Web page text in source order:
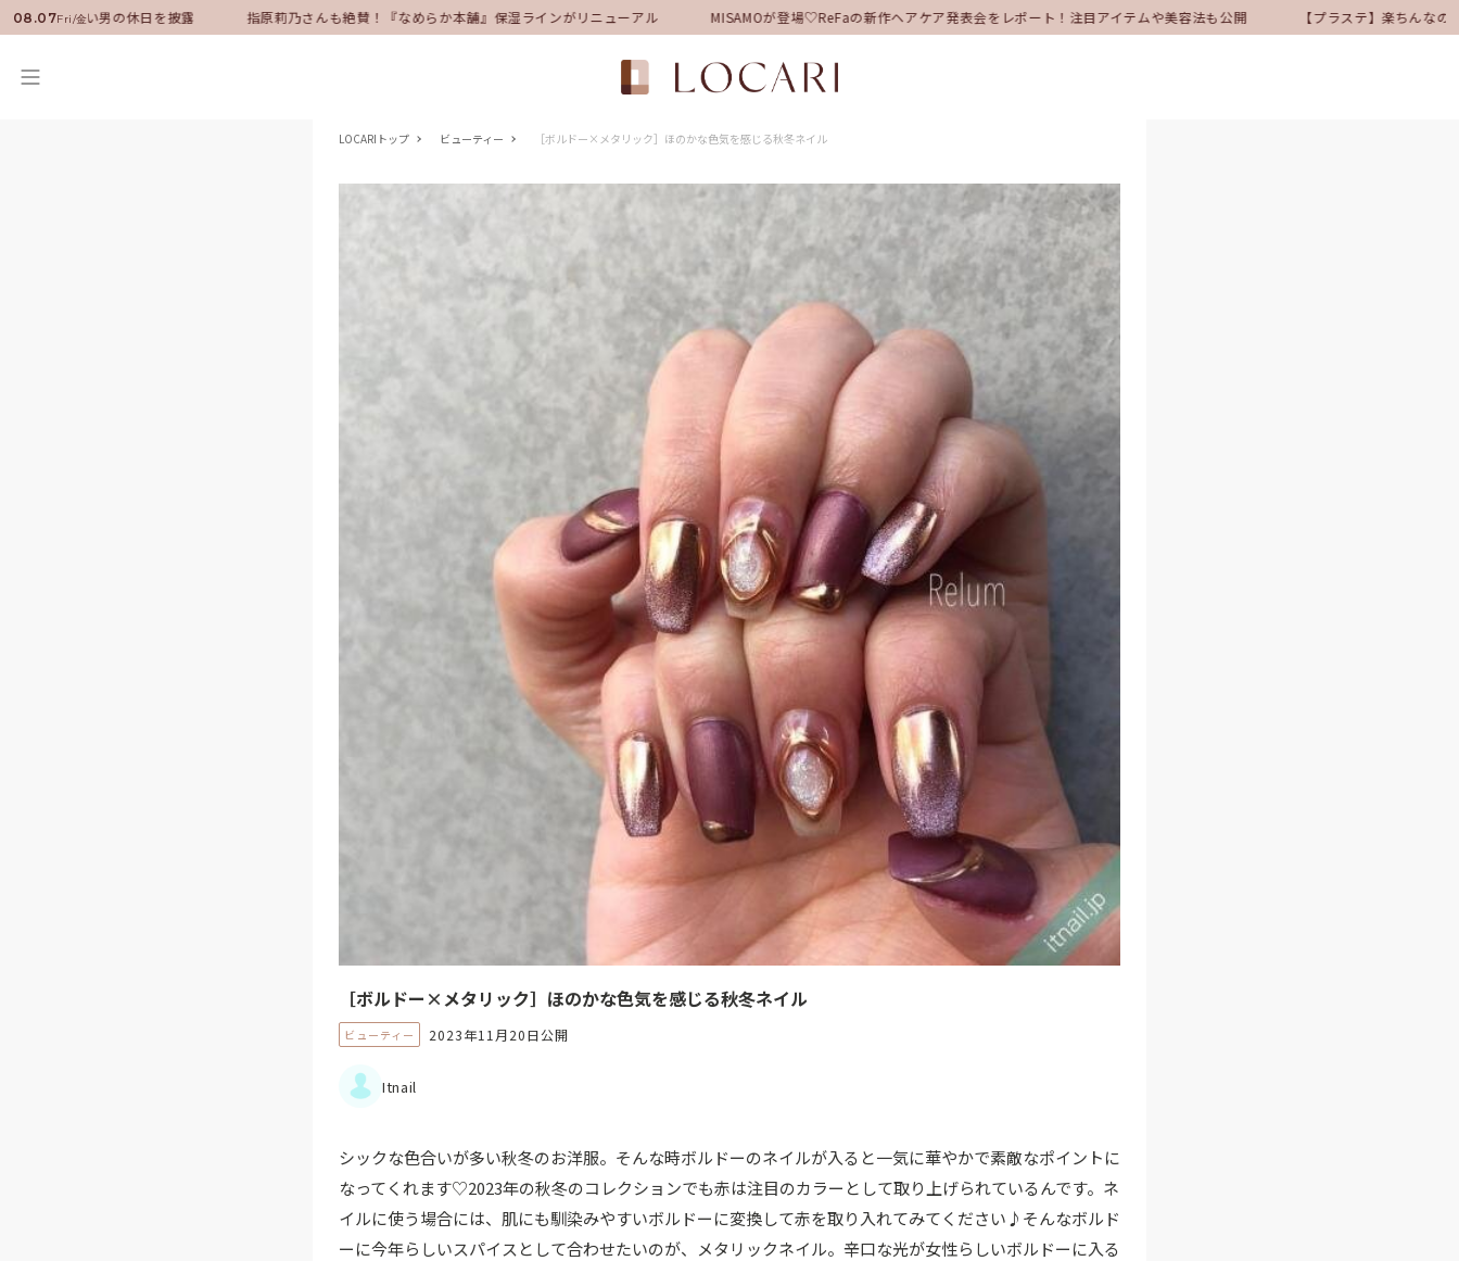
08.07Fri/金
就任！いい男の休日を披露 指原莉乃さんも絶賛！『なめらか本舗』保湿ラインがリニューアル MISAMOが登場♡ReFaの新作ヘアケア発表会をレポート！注目アイテムや美容法も公開 【プラステ】楽ちんなのに
LOCARIトップ ビューティー ［ボルドー×メタリック］ほのかな色気を感じる秋冬ネイル
［ボルドー×メタリック］ほのかな色気を感じる秋冬ネイル
ビューティー 2023年11月20日公開
Itnail
シックな色合いが多い秋冬のお洋服。そんな時ボルドーのネイルが入ると一気に華やかで素敵なポイントに
なってくれます♡2023年の秋冬のコレクションでも赤は注目のカラーとして取り上げられているんです。ネ
イルに使う場合には、肌にも馴染みやすいボルドーに変換して赤を取り入れてみてください♪そんなボルド
ーに今年らしいスパイスとして合わせたいのが、メタリックネイル。辛口な光が女性らしいボルドーに入る